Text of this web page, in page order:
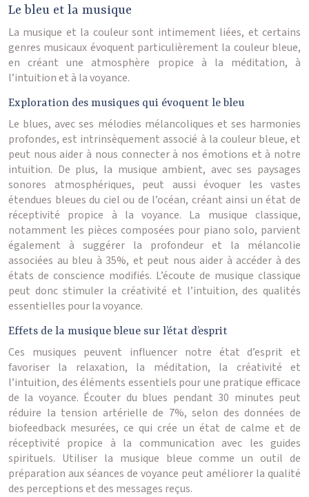
Le bleu et la musique
La musique et la couleur sont intimement liées, et certains
genres musicaux évoquent particulièrement la couleur bleue,
en créant une atmosphère propice à la méditation, à
l’intuition et à la voyance.
Exploration des musiques qui évoquent le bleu
Le blues, avec ses mélodies mélancoliques et ses harmonies
profondes, est intrinsèquement associé à la couleur bleue, et
peut nous aider à nous connecter à nos émotions et à notre
intuition. De plus, la musique ambient, avec ses paysages
sonores atmosphériques, peut aussi évoquer les vastes
étendues bleues du ciel ou de l’océan, créant ainsi un état de
réceptivité propice à la voyance. La musique classique,
notamment les pièces composées pour piano solo, parvient
également à suggérer la profondeur et la mélancolie
associées au bleu à 35%, et peut nous aider à accéder à des
états de conscience modifiés. L’écoute de musique classique
peut donc stimuler la créativité et l’intuition, des qualités
essentielles pour la voyance.
Effets de la musique bleue sur l’état d’esprit
Ces musiques peuvent influencer notre état d’esprit et
favoriser la relaxation, la méditation, la créativité et
l’intuition, des éléments essentiels pour une pratique efficace
de la voyance. Écouter du blues pendant 30 minutes peut
réduire la tension artérielle de 7%, selon des données de
biofeedback mesurées, ce qui crée un état de calme et de
réceptivité propice à la communication avec les guides
spirituels. Utiliser la musique bleue comme un outil de
préparation aux séances de voyance peut améliorer la qualité
des perceptions et des messages reçus.